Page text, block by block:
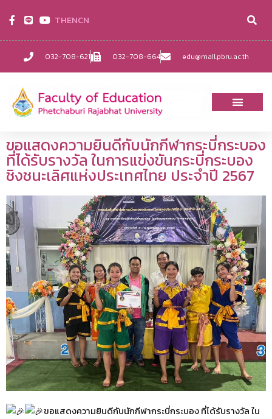
032-708-621 032-708-664 edu@mail.pbru.ac.th
THENCN
ขอแสดงความยินดีกับนักกีฬากระบี่กระบอง
ที่ได้รับรางวัล ในการแข่งขันกระบี่กระบอง
ชิงชนะเลิศแห่งประเทศไทย ประจำปี 2567
ขอแสดงความยินดีกับนักกีฬากระบี่กระบอง ที่ได้รับรางวัล ใน